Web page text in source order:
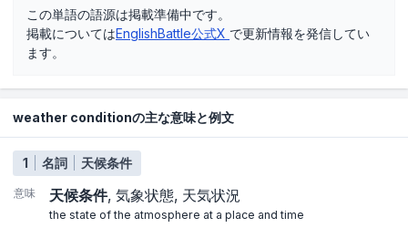
この単語の語源は掲載準備中です。
掲載についてはEnglishBattle公式X で更新情報を発信してい
ます。
weather conditionの主な意味と例文
1 名詞 天候条件
意味 天候条件 気象状態 天気状況
the state of the atmosphere at a place and time